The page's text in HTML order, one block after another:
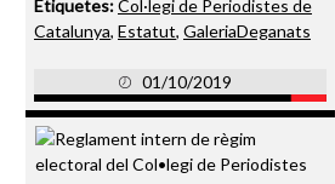
Etiquetes:Col·legi de Periodistes de
Catalunya, Estatut, GaleriaDeganats
01/10/2019